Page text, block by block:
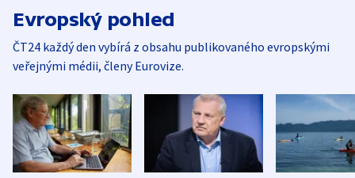
Evropský pohled
ČT24 každý den vybírá z obsahu publikovaného evropskými
veřejnými médii, členy Eurovize.